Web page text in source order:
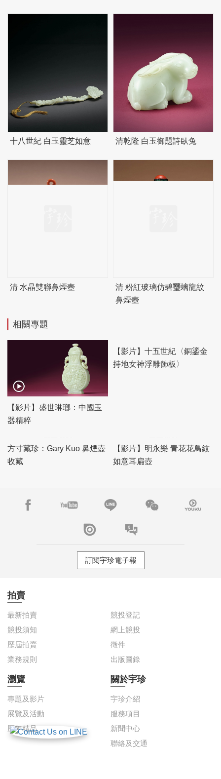
十八世紀 白玉靈芝如意 清乾隆 白玉御題詩臥兔
清 水晶雙聯鼻煙壺 清 粉紅玻璃仿碧璽螭龍紋
鼻煙壺
相關專題
【影片】盛世琳瑯：中國玉
器精粹
方寸藏珍：Gary Kuo 鼻煙壺
【影片】明永樂 青花花鳥紋
如意耳扁壺
訂閱宇珍電子報
競投須知
網上競投
歷屆拍賣
徵件
業務規則
出版圖錄
瀏覽